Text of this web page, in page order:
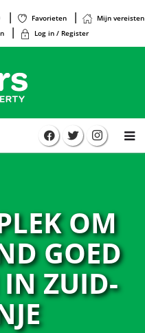
Favorieten
Mijn vereisten
Log in / Register
OM
GOED
IN ZUID-